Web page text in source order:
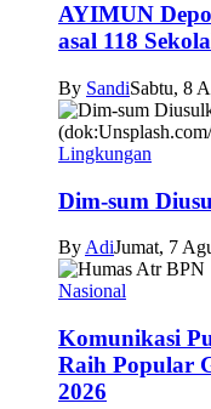
AYIMUN
asal 118
By SandiSabtu, 8
Lingkungan
Dim-sum
By AdiJumat, 7
Nasional
Komunikasi
Raih Popular
2026